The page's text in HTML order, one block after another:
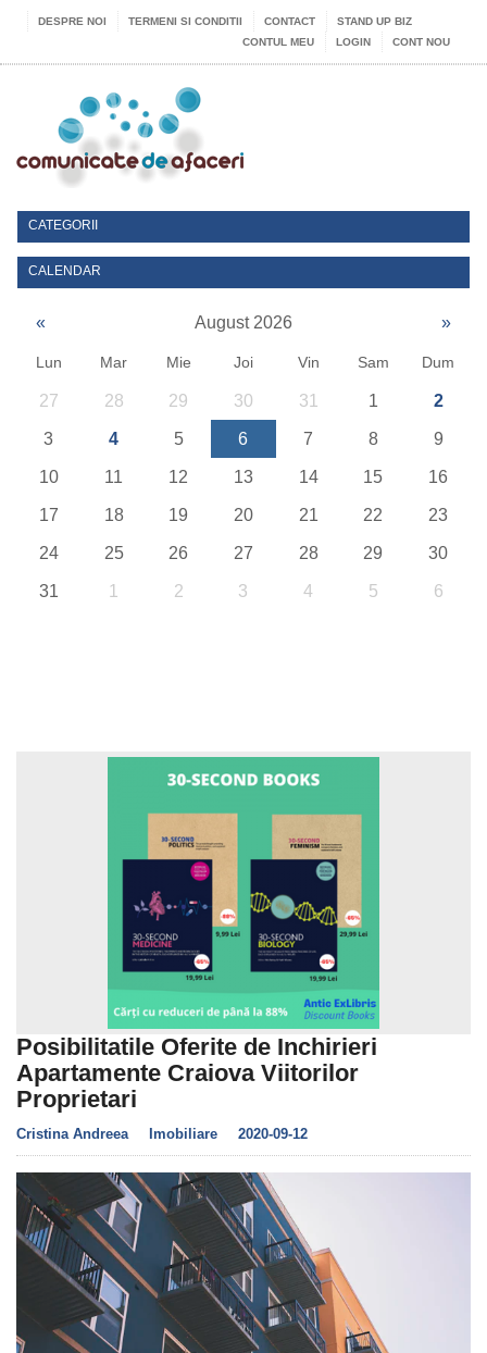
DESPRE NOI TERMENI SI CONDITII CONTACT
STAND UP BIZ
CONTUL MEU
LOGIN CONT NOU
CATEGORII
CALENDAR
« August 2026 »
Lun Mar Mie Joi Vin Sam Dum
27 28 29 30 31 1 2
3 4 5 6 7 8 9
10 11 12 13 14 15 16
17 18 19 20 21 22 23
24 25 26 27 28 29 30
31 1 2 3 4 5 6
Posibilitatile Oferite de Inchirieri
Apartamente Craiova Viitorilor
Proprietari
Cristina Andreea Imobiliare 2020-09-12